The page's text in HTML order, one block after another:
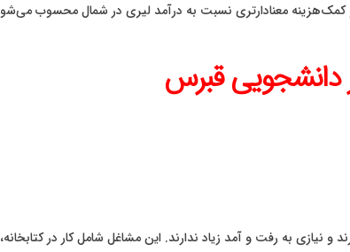
کمک‌هزینه معنادارتری نسبت به درآمد لیری در شمال محسوب
دانشجویی قبرس
نیازی به رفت و آمد زیاد ندارند. این مشاغل شامل کار در